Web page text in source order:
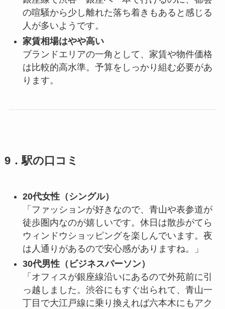
の喧騒から少し離れた落ち着きもあると感じる
人が多いようです。
家賃相場はやや高い
ブランドエリアの一角として、家賃や物件価格
は比較的高水準。予算をしっかり組む必要があ
ります。
9．駅の口コミ
20代女性（シングル）
「ファッションが好きなので、青山や表参道が
徒歩圏内なのが嬉しいです。休日は散歩がてら
ウィンドウショッピングを楽しんでいます。夜
は人通りがあるので安心感がありますね。」
30代男性（ビジネスパーソン）
「オフィスが銀座線沿いにあるので外苑前に引
っ越しました。渋谷にもすぐ出られて、青山一
丁目で大江戸線に乗り換えれば六本木にもアク